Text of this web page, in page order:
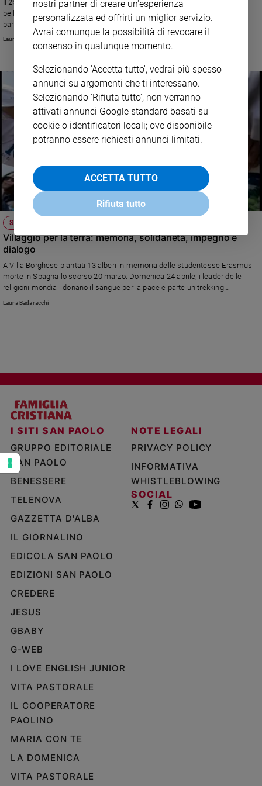
Sanremo
2026
Cinema,
Libri
Musica
Famiglia
ed
educazione
Genitori
e
figli
Nonni
Coppia
giovani
Adolescenza
Riflessioni
Foto
Video
Privacy
Policy
Contatti
Pubblicità
Registrati
Redazione
Social
Il 25 aprile una giornata dedicata alla mobilità sostenibile e al gioco più
bello del mondo come mezzo di integrazione fra i popoli, che supera ogni
barriera e pregiudizio.
Laura Badaracchi
SOCIETÀ E VALORI
Villaggio per la terra: memoria, solidarietà, impegno e
dialogo
A Villa Borghese piantati 13 alberi in memoria delle studentesse Erasmus
morte in Spagna lo scorso 20 marzo. Domenica 24 aprile, i leader delle
religioni mondiali donano il sangue per la pace e parte un trekking
interreligioso.
Laura Badaracchi
I SITI SAN PAOLO
GRUPPO EDITORIALE
SAN PAOLO
BENESSERE
TELENOVA
GAZZETTA D'ALBA
IL GIORNALINO
EDICOLA SAN PAOLO
EDIZIONI SAN PAOLO
CREDERE
JESUS
GBABY
G-WEB
I LOVE ENGLISH JUNIOR
VITA PASTORALE
IL COOPERATORE
PAOLINO
MARIA CON TE
LA DOMENICA
VITA PASTORALE
NOTE LEGALI
PRIVACY POLICY
INFORMATIVA
WHISTLEBLOWING
SOCIAL
nostri partner di creare un'esperienza
personalizzata ed offrirti un miglior servizio.
Avrai comunque la possibilità di revocare il
consenso in qualunque momento.
Selezionando 'Accetta tutto', vedrai più spesso
annunci su argomenti che ti interessano.
Selezionando 'Rifiuta tutto', non verranno
attivati annunci Google standard basati su
cookie o identificatori locali; ove disponibile
potranno essere richiesti annunci limitati.
ACCETTA TUTTO
Rifiuta tutto